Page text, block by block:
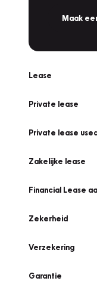
Maak
Lease
Private lease
Private lease
Zakelijke lease
Financial Lease
Zekerheid
Verzekering
Garantie